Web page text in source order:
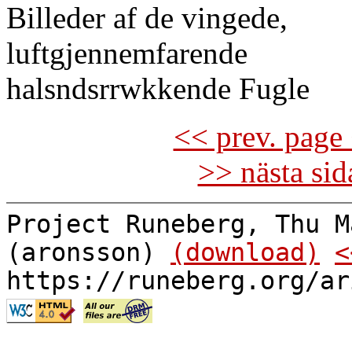
Billeder af de vingede,
luftgjennemfarende
halsndsrrwkkende Fugle
<< prev.
>> nästa
Project Runeberg, Thu
(aronsson)
(download)
https://runeberg.org/